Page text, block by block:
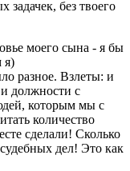
задачек, без твоего
моего сына - я бы
я)
разное. Взлеты: и
должности с
которым мы с
количество
сделали! Сколько
дел! Это как